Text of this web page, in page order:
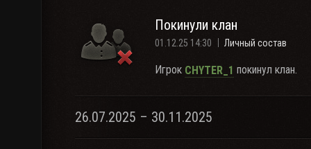
Покинули клан
01.12.25 14:30 Личный состав
Игрок CHYTER_1 покинул клан.
26.07.2025 – 30.11.2025